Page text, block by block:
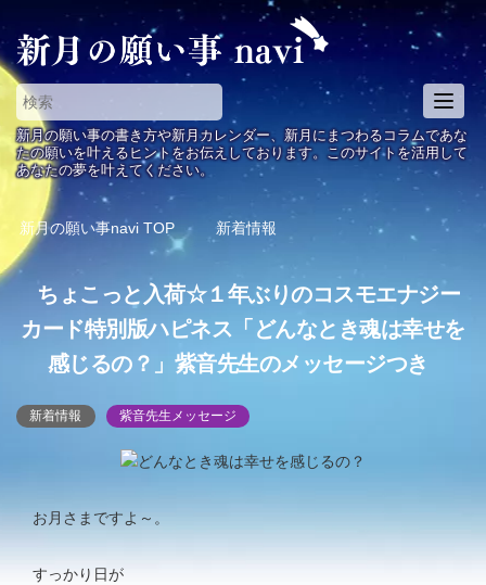
T
o
g
g
e
v
g
新月の願い事の書き方や新月カレンダー、新月にまつわるコラムであな
たの願いを叶えるヒントをお伝えしております。このサイトを活用して
あなたの夢を叶えてください。
新月の願い事navi TOP 新着情報
ちょこっと入荷☆１年ぶりのコスモエナジー
カード特別版ハピネス「どんなとき魂は幸せを
感じるの？」紫音先生のメッセージつき
新着情報 紫音先生メッセージ
お月さまですよ～。
すっかり日が